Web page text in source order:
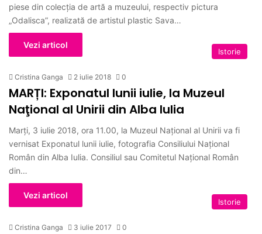
piese din colecția de artă a muzeului, respectiv pictura
„Odalisca”, realizată de artistul plastic Sava…
Vezi articol
Istorie
Cristina Ganga 2 iulie 2018 0
MARȚI: Exponatul lunii iulie, la Muzeul
Naţional al Unirii din Alba Iulia
Marți, 3 iulie 2018, ora 11.00, la Muzeul Național al Unirii va fi
vernisat Exponatul lunii iulie, fotografia Consiliului Național
Român din Alba Iulia. Consiliul sau Comitetul Național Român
din…
Vezi articol
Istorie
Cristina Ganga 3 iulie 2017 0